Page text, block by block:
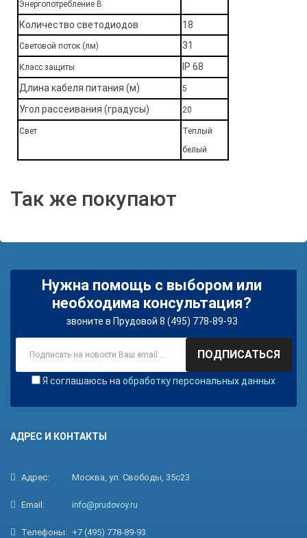
Энергопотребление В
Количество светодиодов 18
Световой поток (лм) 31
Класс защиты
IP 68
Длина кабеля питания (м)
5
Угол рассеивания (градусы) 20
Свет
Теплый
белый
Так же покупают
Нужна помощь с выбором или
необходима консультация?
звоните в Прудовой 8 (495) 778-89-93
ПОДПИСАТЬСЯ
Я соглашаюсь на обработку персональных данных
АДРЕС И КОНТАКТЫ
Адрес: Москва, ул. Свободы, 35с23
Email: info@prudovoy.ru
Телефоны: +7 (495) 778-89-93